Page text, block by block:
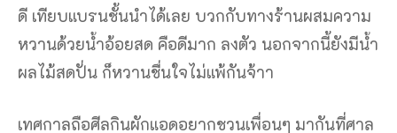
ดี เทียบแบรนชั้นนำได้เลย บวกกับทางร้านผสมความ
หวานด้วยน้ำอ้อยสด คือดีมาก ลงตัว นอกจากนี้ยังมีน้ำ
ผลไม้สดปั่น ก็หวานชื่นใจไม่แพ้กันจ้าา
เทศกาลถือศีลกินผักแอดอยากชวนเพื่อนๆ มากันที่ศาล